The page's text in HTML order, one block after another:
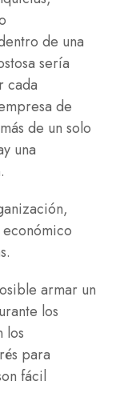
de una
sería
cada
de
de un solo
una
armar un
los
los
para
fácil